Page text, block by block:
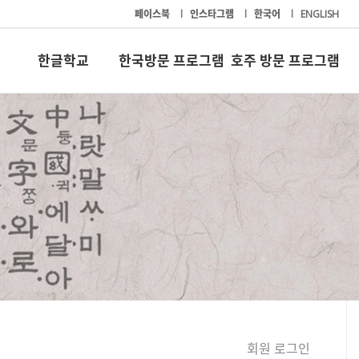
페이스북 l 인스타그램 l 한국어 l ENGLISH
한글학교 한국방문 프로그램 호주 방문 프로그램
회원 로그인